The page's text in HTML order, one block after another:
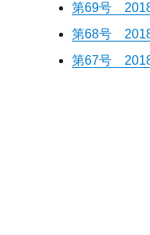
第69号
第68号
第67号